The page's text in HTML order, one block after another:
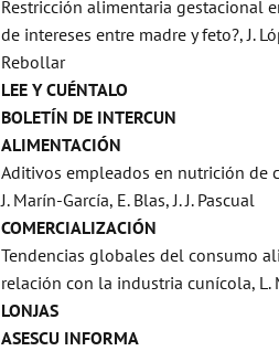
Restricción alimentaria gestacional
de intereses entre madre y feto?, J.
Rebollar
LEE Y CUÉNTALO
BOLETÍN DE INTERCUN
ALIMENTACIÓN
Aditivos empleados en nutrición de
J. Marín-García, E. Blas, J. J. Pascual
COMERCIALIZACIÓN
Tendencias globales del consumo
relación con la industria cunícola, L.
LONJAS
ASESCU INFORMA